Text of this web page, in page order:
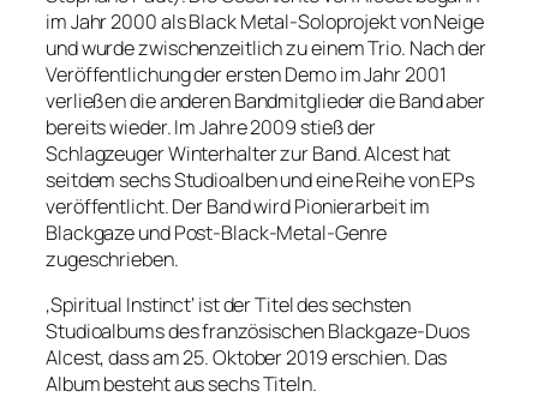
im Jahr 2000 als Black Metal-Soloprojekt von Neige
und wurde zwischenzeitlich zu einem Trio. Nach der
Veröffentlichung der ersten Demo im Jahr 2001
verließen die anderen Bandmitglieder die Band aber
bereits wieder. Im Jahre 2009 stieß der
Schlagzeuger Winterhalter zur Band. Alcest hat
seitdem sechs Studioalben und eine Reihe von EPs
veröffentlicht. Der Band wird Pionierarbeit im
Blackgaze und Post-Black-Metal-Genre
zugeschrieben.
‚Spiritual Instinct‘ ist der Titel des sechsten
Studioalbums des französischen Blackgaze-Duos
Alcest, dass am 25. Oktober 2019 erschien. Das
Album besteht aus sechs Titeln.